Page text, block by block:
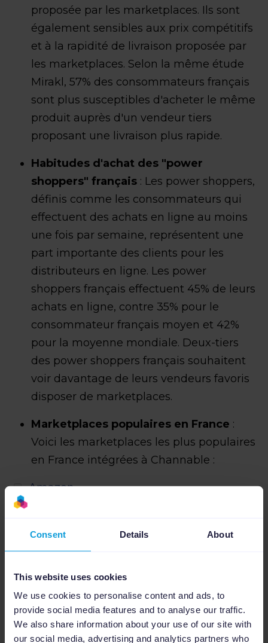
Consent Details About
This website uses cookies
We use cookies to personalise content and ads, to
provide social media features and to analyse our traffic.
We also share information about your use of our site with
our social media, advertising and analytics partners who
proposée par les marketplaces. Ils sont
également sensibles aux prix compétitifs
et à la rapidité de livraison proposée par
les marketplaces. Selon la même étude
Mirakl, 57% des consommateurs français
sont plus susceptibles d'acheter le même
produit auprès d'un vendeur tiers
proposant une livraison plus rapide.
Habitudes d'achat des "power
shoppers" français : Les power shoppers,
définis comme les consommateurs qui
effectuent des achats en ligne au moins
une fois par semaine, représentent une
part importante des clients pour les
distributeurs en ligne. Les power
shoppers français effectuent 45% de leurs
achats en ligne, contre 35% pour le
consommateur français moyen et 42%
pour la moyenne mondiale. Deux-tiers
des power shoppers français souhaitent
voir davantage de leurs vendeurs favoris
disposer de marketplaces.
Marketplaces populaires en France :
Voici les marketplaces les plus populaires
en France intégrées à Channable :
Amazon
Conforama
Google Shopping